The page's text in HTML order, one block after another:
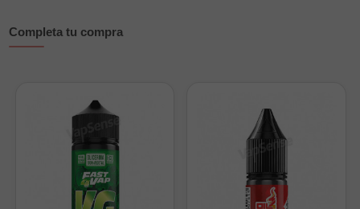
Características principales
Tipo de producto:
tapón de seguridad a prueba de niños.
Dosificación y maceración
Dilución recomendada:
Completa tu compra